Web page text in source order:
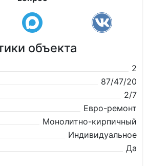
объекта
2
87/47/20
2/7
Евро-ремонт
Монолитно-кирпичный
Индивидуальное
Да